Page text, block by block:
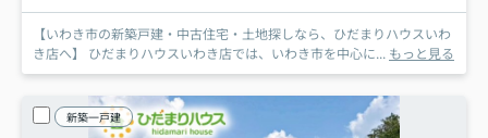
【いわき市の新築戸建・中古住宅・土地探しなら、ひだまりハウスいわ
き店へ】 ひだまりハウスいわき店では、いわき市を中心に... もっと見る
新築一戸建